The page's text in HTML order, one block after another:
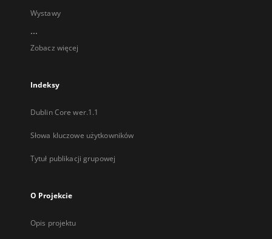
Wystawy
...
Zobacz więcej
Indeksy
Dublin Core wer.1.1
Słowa kluczowe użytkowników
Tytuł publikacji grupowej
O Projekcie
Opis projektu